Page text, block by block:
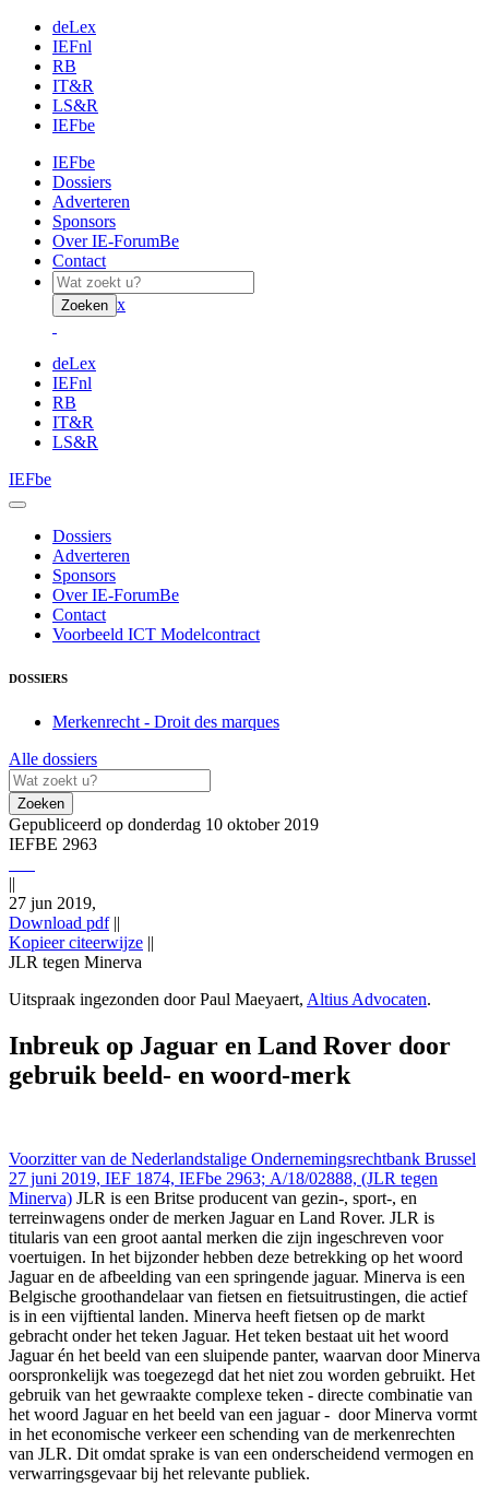
deLex
IEFnl
RB
IT&R
LS&R
IEFbe
IEFbe
Dossiers
Adverteren
Sponsors
Over IE-ForumBe
Contact
Zoeken x
deLex
IEFnl
RB
IT&R
LS&R
IEFbe
Dossiers
Adverteren
Sponsors
Over IE-ForumBe
Contact
Voorbeeld ICT Modelcontract
DOSSIERS
Merkenrecht - Droit des marques
Alle dossiers
Zoeken
Gepubliceerd op donderdag 10 oktober 2019
IEFBE 2963
||
27 jun 2019,
Download pdf||
Kopieer citeerwijze ||
JLR tegen Minerva
delex.cshark.nl/artikelen/inbreuk-op-jaguar-en-land-rover-door-
Uitspraak ingezonden door Paul Maeyaert, Altius Advocaten.
Inbreuk op Jaguar en Land Rover door
gebruik beeld- en woord-merk
Voorzitter van de Nederlandstalige Ondernemingsrechtbank Brussel
27 juni 2019, IEF 1874, IEFbe 2963; A/18/02888, (JLR tegen
Minerva) JLR is een Britse producent van gezin-, sport-, en
terreinwagens onder de merken Jaguar en Land Rover. JLR is
titularis van een groot aantal merken die zijn ingeschreven voor
voertuigen. In het bijzonder hebben deze betrekking op het woord
Jaguar en de afbeelding van een springende jaguar. Minerva is een
Belgische groothandelaar van fietsen en fietsuitrustingen, die actief
is in een vijftiental landen. Minerva heeft fietsen op de markt
gebracht onder het teken Jaguar. Het teken bestaat uit het woord
Jaguar én het beeld van een sluipende panter, waarvan door Minerva
oorspronkelijk was toegezegd dat het niet zou worden gebruikt. Het
gebruik van het gewraakte complexe teken - directe combinatie van
het woord Jaguar en het beeld van een jaguar - door Minerva vormt
in het economische verkeer een schending van de merkenrechten
van JLR. Dit omdat sprake is van een onderscheidend vermogen en
verwarringsgevaar bij het relevante publiek.